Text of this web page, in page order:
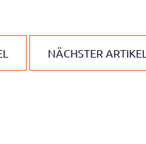
NÄCHSTER ARTIKEL